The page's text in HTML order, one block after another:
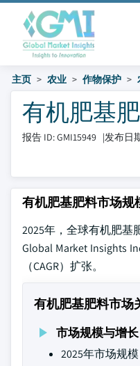
主页 农业 作物保护
有机肥基
报告 ID: GMI15949 |发布日
有机肥基肥料市场规
2025年，全球有机肥
Global Market Insights
（CAGR）扩张。
有机肥基肥料市场
市场规模与增长
2025年市场规